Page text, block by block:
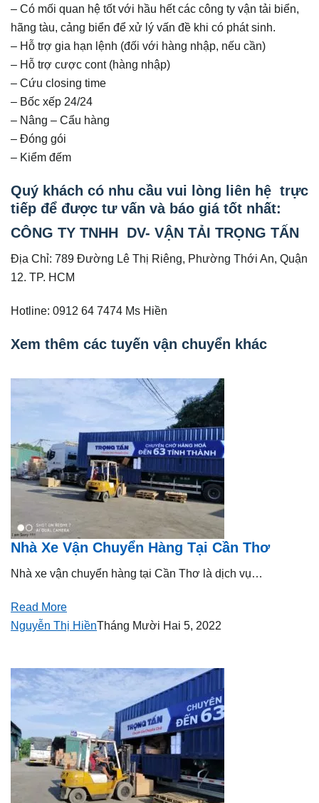
– Có mối quan hệ tốt với hầu hết các công ty vận tải biển,
hãng tàu, cảng biển để xử lý vấn đề khi có phát sinh.
– Hỗ trợ gia hạn lệnh (đối với hàng nhập, nếu cần)
– Hỗ trợ cược cont (hàng nhập)
– Cứu closing time
– Bốc xếp 24/24
– Nâng – Cẩu hàng
– Đóng gói
– Kiểm đếm
Quý khách có nhu cầu vui lòng liên hệ trực
tiếp để được tư vấn và báo giá tốt nhất:
CÔNG TY TNHH DV- VẬN TẢI TRỌNG TẤN
Địa Chỉ: 789 Đường Lê Thị Riêng, Phường Thới An, Quận
12. TP. HCM
Hotline: 0912 64 7474 Ms Hiền
Xem thêm các tuyến vận chuyển khác
Nhà Xe Vận Chuyển Hàng Tại Cần Thơ
Nhà xe vận chuyển hàng tại Cần Thơ là dịch vụ…
Read More
Nguyễn Thị HiềnTháng Mười Hai 5, 2022